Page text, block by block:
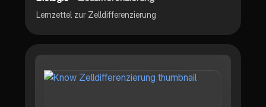
Lernzettel zur Zelldifferenzierung